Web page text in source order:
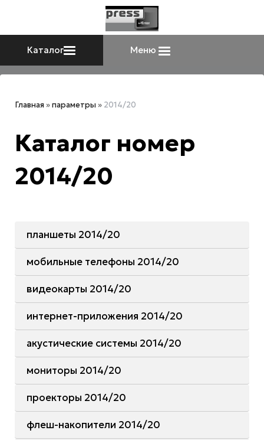
Каталог Меню
Главная »параметры » 2014/20
Каталог номер
2014/20
планшеты 2014/20
мобильные телефоны 2014/20
видеокарты 2014/20
интернет-приложения 2014/20
акустические системы 2014/20
мониторы 2014/20
проекторы 2014/20
флеш-накопители 2014/20